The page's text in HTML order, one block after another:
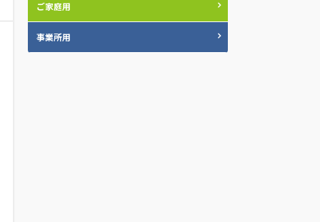
ご家庭用
事業所用